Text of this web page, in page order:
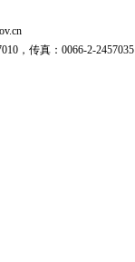
，传真：0066-2-2457035